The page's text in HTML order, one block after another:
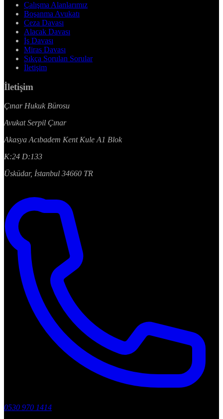
Çalışma Alanlarımız
Boşanma Avukatı
Ceza Davası
Alacak Davası
İş Davası
Miras Davası
Sıkça Sorulan Sorular
İletişim
İletişim
Çınar Hukuk Bürosu
Avukat Serpil Çınar
Akasya Acıbadem Kent Kule A1 Blok
K:24 D:133
Üsküdar, İstanbul 34660 TR
0530 970 1414